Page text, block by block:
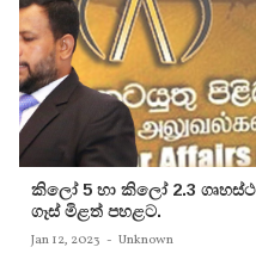
කිලෝ 5 හා කිලෝ 2.3 ගෘහස්ථ
ගෑස් මිළත් පහළට.
Jan 12, 2023 - Unknown